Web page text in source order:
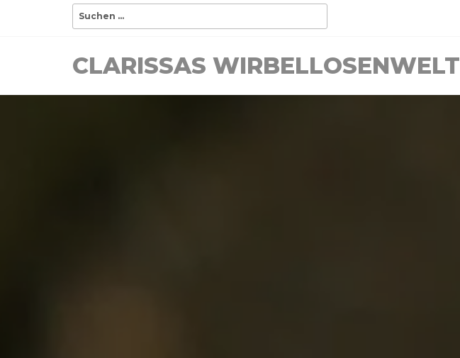
CLARISSAS WIRBELLOSENWELT